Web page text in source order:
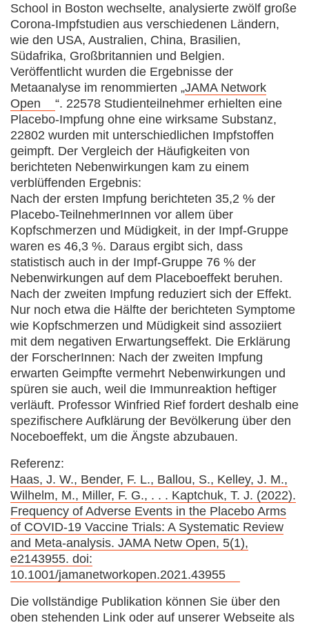
School in Boston wechselte, analysierte zwölf große
Corona-Impfstudien aus verschiedenen Ländern,
wie den USA, Australien, China, Brasilien,
Südafrika, Großbritannien und Belgien.
Veröffentlicht wurden die Ergebnisse der
Metaanalyse im renommierten „JAMA Network
Open
“. 22578 Studienteilnehmer erhielten eine
Placebo-Impfung ohne eine wirksame Substanz,
22802 wurden mit unterschiedlichen Impfstoffen
geimpft. Der Vergleich der Häufigkeiten von
berichteten Nebenwirkungen kam zu einem
verblüffenden Ergebnis:
Nach der ersten Impfung berichteten 35,2 % der
Placebo-TeilnehmerInnen vor allem über
Kopfschmerzen und Müdigkeit, in der Impf-Gruppe
waren es 46,3 %. Daraus ergibt sich, dass
statistisch auch in der Impf-Gruppe 76 % der
Nebenwirkungen auf dem Placeboeffekt beruhen.
Nach der zweiten Impfung reduziert sich der Effekt.
Nur noch etwa die Hälfte der berichteten Symptome
wie Kopfschmerzen und Müdigkeit sind assoziiert
mit dem negativen Erwartungseffekt. Die Erklärung
der ForscherInnen: Nach der zweiten Impfung
erwarten Geimpfte vermehrt Nebenwirkungen und
spüren sie auch, weil die Immunreaktion heftiger
verläuft. Professor Winfried Rief fordert deshalb eine
spezifischere Aufklärung der Bevölkerung über den
Noceboeffekt, um die Ängste abzubauen.
Referenz:
Haas, J. W., Bender, F. L., Ballou, S., Kelley, J. M.,
Wilhelm, M., Miller, F. G., . . . Kaptchuk, T. J. (2022).
Frequency of Adverse Events in the Placebo Arms
of COVID-19 Vaccine Trials: A Systematic Review
and Meta-analysis. JAMA Netw Open, 5(1),
e2143955. doi:
10.1001/jamanetworkopen.2021.43955
Die vollständige Publikation können Sie über den
oben stehenden Link oder auf unserer Webseite als